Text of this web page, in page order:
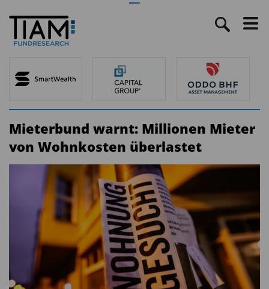
Mieterbund warnt: Millionen Mieter
von Wohnkosten überlastet